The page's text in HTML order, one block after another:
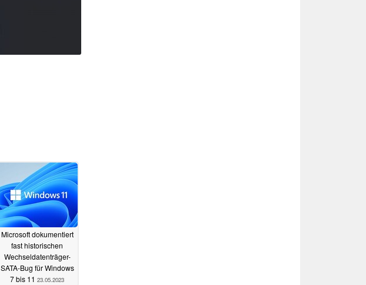
Microsoft dokumentiert
fast historischen
Wechseldatenträger-
SATA-Bug für Windows
7 bis 11 23.05.2023